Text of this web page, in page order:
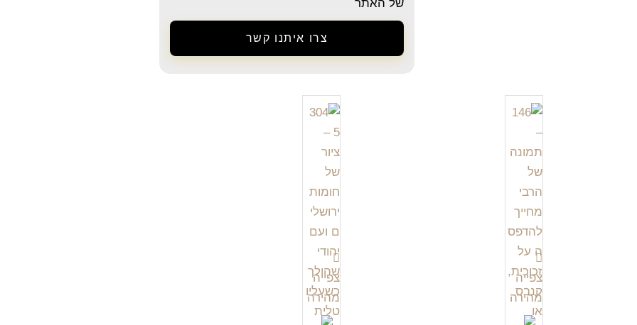
של האתר
צרו איתנו קשר
צפייה
מהירה
צפייה
מהירה